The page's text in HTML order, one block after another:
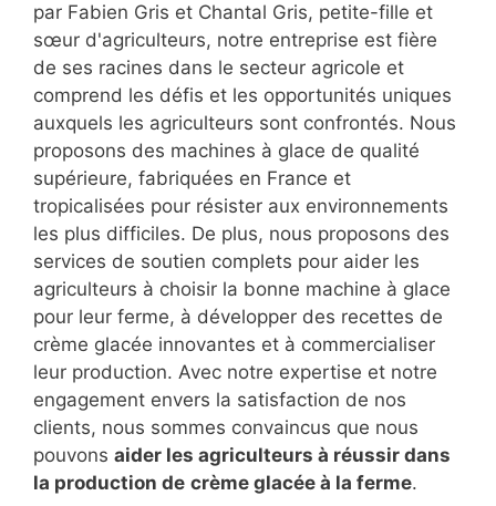
par Fabien Gris et Chantal Gris, petite-fille et
sœur d'agriculteurs, notre entreprise est fière
de ses racines dans le secteur agricole et
comprend les défis et les opportunités uniques
auxquels les agriculteurs sont confrontés. Nous
proposons des machines à glace de qualité
supérieure, fabriquées en France et
tropicalisées pour résister aux environnements
les plus difficiles. De plus, nous proposons des
services de soutien complets pour aider les
agriculteurs à choisir la bonne machine à glace
pour leur ferme, à développer des recettes de
crème glacée innovantes et à commercialiser
leur production. Avec notre expertise et notre
engagement envers la satisfaction de nos
clients, nous sommes convaincus que nous
pouvons aider les agriculteurs à réussir dans
la production de crème glacée à la ferme.